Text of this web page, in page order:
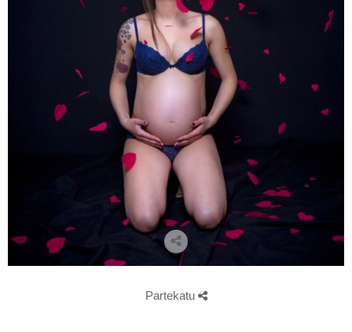
Partekatu